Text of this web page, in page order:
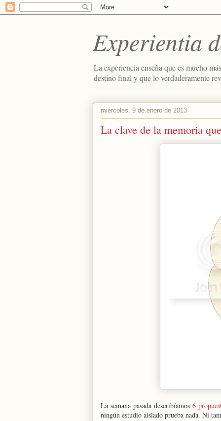
Experientia
La experiencia enseña que es mucho
destino final y que lo verdaderamente
miércoles, 9 de enero de 2013
La clave de la memoria
La semana pasada describíamos 6
ningún estudio aislado prueba nada. Ni